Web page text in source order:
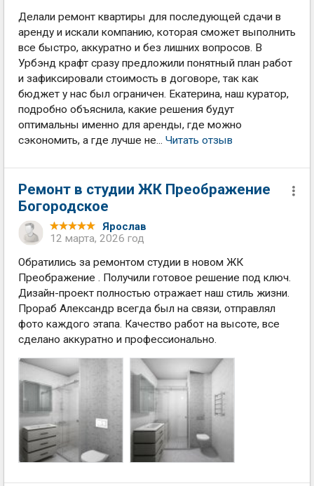
Делали ремонт квартиры для последующей сдачи в
аренду и искали компанию, которая сможет выполнить
все быстро, аккуратно и без лишних вопросов. В
Урбэнд крафт сразу предложили понятный план работ
и зафиксировали стоимость в договоре, так как
бюджет у нас был ограничен. Екатерина, наш куратор,
подробно объяснила, какие решения будут
оптимальны именно для аренды, где можно
сэкономить, а где лучше не... Читать отзыв
Ремонт в студии ЖК Преображение
Богородское
Ярослав
12 марта, 2026 год
Обратились за ремонтом студии в новом ЖК
Преображение . Получили готовое решение под ключ.
Дизайн-проект полностью отражает наш стиль жизни.
Прораб Александр всегда был на связи, отправлял
фото каждого этапа. Качество работ на высоте, все
сделано аккуратно и профессионально.